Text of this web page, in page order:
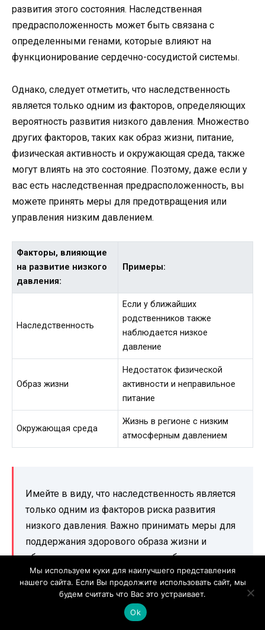
развития этого состояния. Наследственная
предрасположенность может быть связана с
определенными генами, которые влияют на
функционирование сердечно-сосудистой системы.
Однако, следует отметить, что наследственность
является только одним из факторов, определяющих
вероятность развития низкого давления. Множество
других факторов, таких как образ жизни, питание,
физическая активность и окружающая среда, также
могут влиять на это состояние. Поэтому, даже если у
вас есть наследственная предрасположенность, вы
можете принять меры для предотвращения или
управления низким давлением.
Факторы, влияющие
на развитие низкого
давления:
Примеры:
Наследственность
Если у ближайших
родственников также
наблюдается низкое
давление
Образ жизни
Недостаток физической
активности и неправильное
питание
Окружающая среда
Жизнь в регионе с низким
атмосферным давлением
Имейте в виду, что наследственность является
только одним из факторов риска развития
низкого давления. Важно принимать меры для
поддержания здорового образа жизни и
обратиться к врачу, если у вас наблюдаются
проблемы с давлением.
Мы используем куки для наилучшего представления
нашего сайта. Если Вы продолжите использовать сайт, мы
будем считать что Вас это устраивает.
Ok